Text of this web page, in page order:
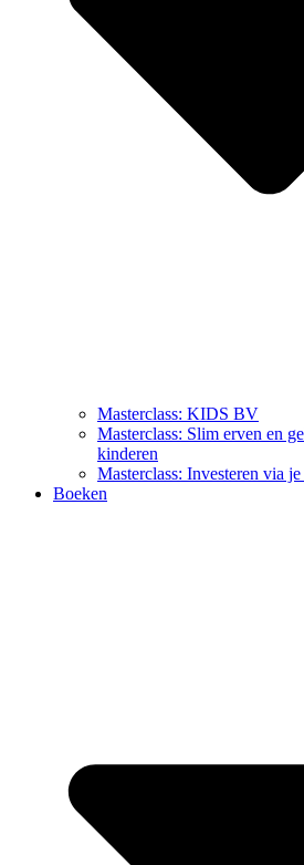
Masterclass: KIDS BV
Masterclass: Slim erven en
kinderen
Masterclass: Investeren via
Boeken